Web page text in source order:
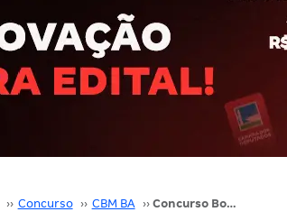
›› Concurso ›› CBM BA ›› Concurso Bombeiros BA Saúde: AUTORIZADO! 24 vagas